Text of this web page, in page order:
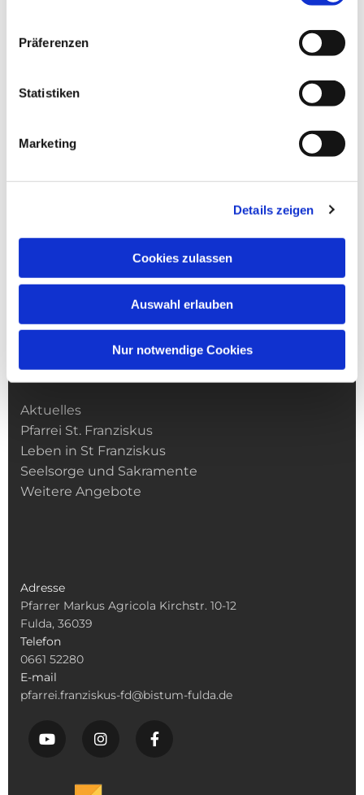
Präferenzen
Statistiken
Marketing
Details zeigen
Cookies zulassen
Auswahl erlauben
Nur notwendige Cookies
Kirchengemeinde­­ St. Franziskus
Aktuelles
Pfarrei St. Franziskus
Leben in St Franziskus
Seelsorge und Sakramente
Weitere Angebote
Adresse
Pfarrer Markus Agricola Kirchstr. 10-12
Fulda, 36039
Telefon
0661 52280
E-mail
pfarrei.franziskus-fd@bistum-fulda.de